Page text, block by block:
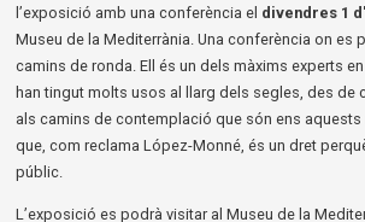
l’exposició amb una conferència el divendres 1
Museu de la Mediterrània. Una conferència on es
camins de ronda. Ell és un dels màxims experts
han tingut molts usos al llarg dels segles, des de
als camins de contemplació que són ens aquests
que, com reclama López-Monné, és un dret
públic.
L’exposició es podrà visitar al Museu de la